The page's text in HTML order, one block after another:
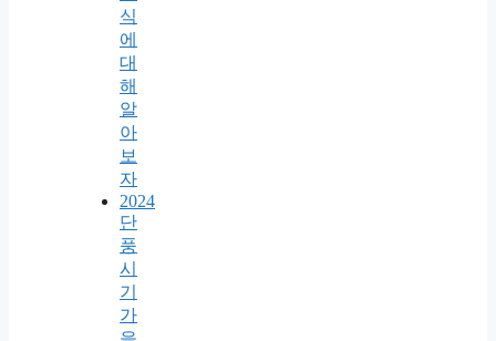
식
에
대
해
알
아
보
자
2024
단
풍
시
기
가